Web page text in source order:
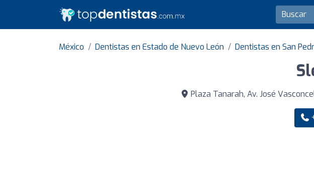
México Dentistas en Estado de Nuevo León Dentistas en San
Plaza Tanarah, Av. José